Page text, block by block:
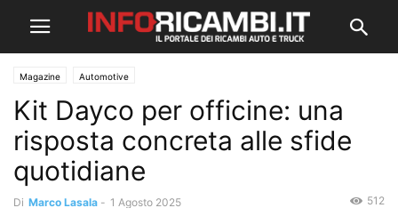
Magazine Automotive
Kit Dayco per officine: una
risposta concreta alle sfide
quotidiane
Di Marco Lasala - 1 Agosto 2025 512